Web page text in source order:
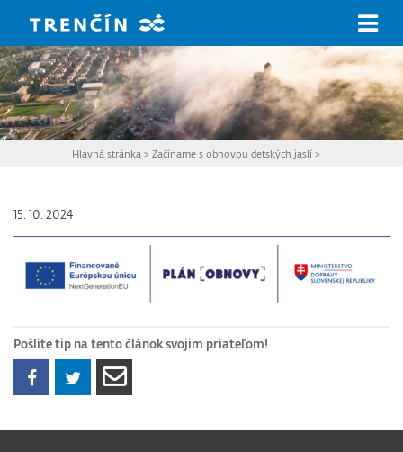
Hlavná stránka >Začíname s obnovou detských jaslí >
15. 10. 2024
Pošlite tip na tento článok svojim priateľom!